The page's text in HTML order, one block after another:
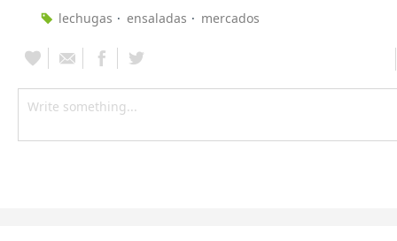
lechugas
ensaladas mercados